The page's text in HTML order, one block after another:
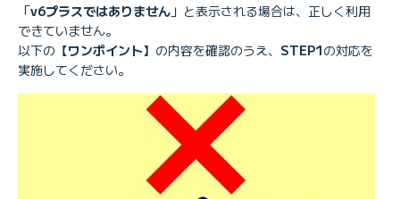
「v6プラスではありません 」と表示される場合は、正しく利用
できていません。
以下の 【ワンポイント】 の内容を確認のうえ、 STEP1の対応を
実施してください。